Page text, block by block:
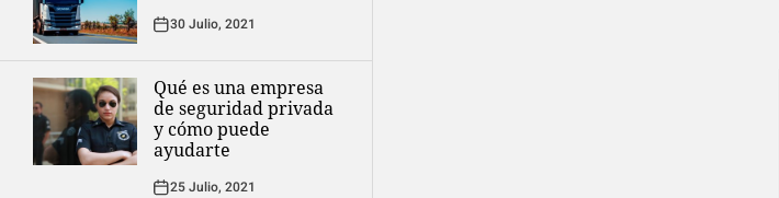
30 Julio, 2021
Qué es una empresa
de seguridad privada
y cómo puede
ayudarte
25 Julio, 2021